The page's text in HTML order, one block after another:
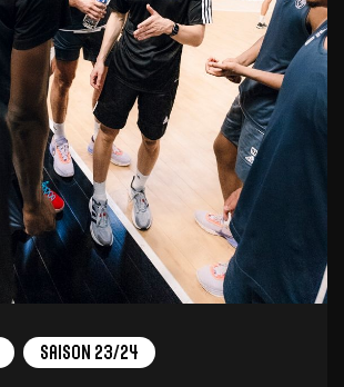
Saison 23/24